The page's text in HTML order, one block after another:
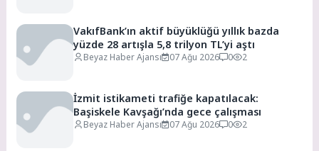
VakıfBank’ın aktif büyüklüğü yıllık bazda
yüzde 28 artışla 5,8 trilyon TL’yi aştı
Beyaz Haber Ajansı 07 Ağu 2026 0 2
İzmit istikameti trafiğe kapatılacak:
Başiskele Kavşağı’nda gece çalışması
Beyaz Haber Ajansı 07 Ağu 2026 0 2